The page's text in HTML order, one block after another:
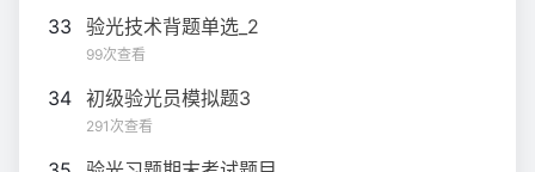
33 验光技术背题单选_2
99次查看
34 初级验光员模拟题3
291次查看